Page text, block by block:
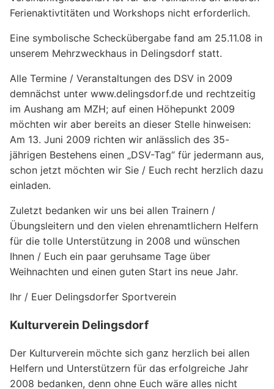
Ferienaktivtitäten und Workshops nicht erforderlich.
Eine symbolische Scheckübergabe fand am 25.11.08 in
unserem Mehrzweckhaus in Delingsdorf statt.
Alle Termine / Veranstaltungen des DSV in 2009
demnächst unter www.delingsdorf.de und rechtzeitig
im Aushang am MZH; auf einen Höhepunkt 2009
möchten wir aber bereits an dieser Stelle hinweisen:
Am 13. Juni 2009 richten wir anlässlich des 35-
jährigen Bestehens einen „DSV-Tag“ für jedermann aus,
schon jetzt möchten wir Sie / Euch recht herzlich dazu
einladen.
Zuletzt bedanken wir uns bei allen Trainern /
Übungsleitern und den vielen ehrenamtlichern Helfern
für die tolle Unterstützung in 2008 und wünschen
Ihnen / Euch ein paar geruhsame Tage über
Weihnachten und einen guten Start ins neue Jahr.
Ihr / Euer Delingsdorfer Sportverein
Kulturverein Delingsdorf
Der Kulturverein möchte sich ganz herzlich bei allen
Helfern und Unterstützern für das erfolgreiche Jahr
2008 bedanken, denn ohne Euch wäre alles nicht